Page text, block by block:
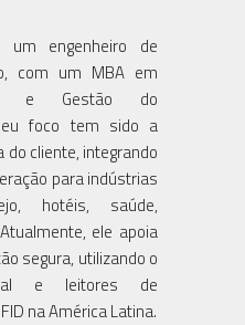
engenheiro de
com um MBA em
e Gestão do
foco tem sido a
do cliente, integrando
para indústrias
hotéis, saúde,
ele apoia
segura, utilizando o
e leitores de
na América Latina.